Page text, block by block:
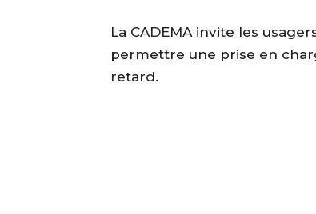
La CADEMA invite les
permettre une prise en
retard.